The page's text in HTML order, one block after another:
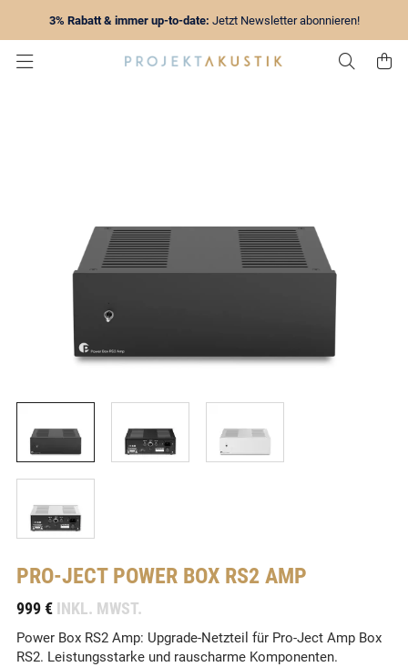
3% Rabatt & immer up-to-date: Jetzt Newsletter abonnieren!
Zur
PRO-JECTPOWER BOX RS2 AMP
999 € INKL. MWST.
Power Box RS2 Amp: Upgrade-Netzteil für Pro-Ject Amp Box
RS2. Leistungsstarke und rauscharme Komponenten.